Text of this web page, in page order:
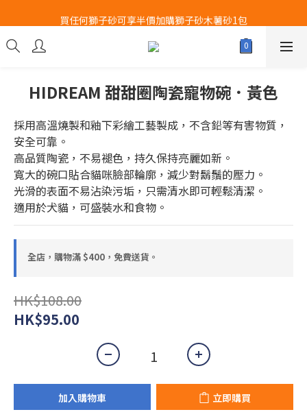
Airbuggy 全線現貨8折！立即點擊火速搶購
買任何獅子砂可享半價加購獅子砂木薯砂1包
Airbuggy 全線現貨8折！立即點擊火速搶購
HIDREAM 甜甜圈陶瓷寵物碗．黃色
採用高溫燒製和釉下彩繪工藝製成，不含鉛等有害物質，
安全可靠。
高品質陶瓷，不易褪色，持久保持亮麗如新。
寬大的碗口貼合貓咪臉部輪廓，減少對鬍鬚的壓力。
光滑的表面不易沾染污垢，只需清水即可輕鬆清潔。
適用於犬貓，可盛裝水和食物。
全店，購物滿 $400，免費送貨。
HK$108.00
HK$95.00
加入購物車 立即購買